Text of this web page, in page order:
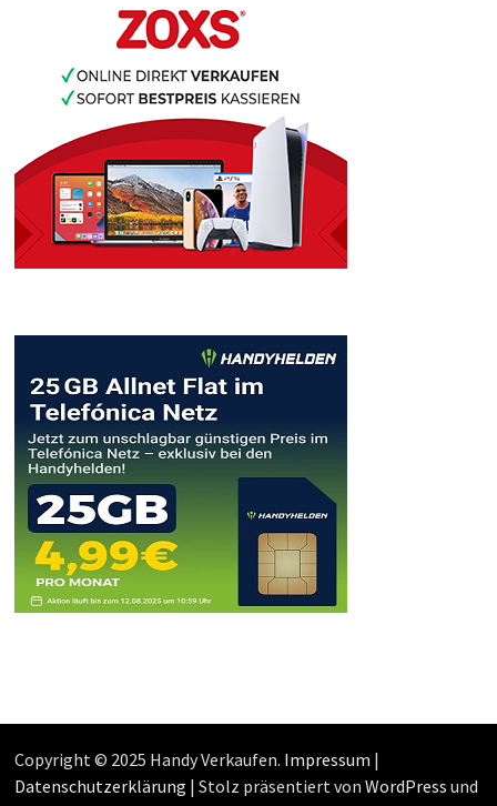
Copyright © 2025 Handy Verkaufen. Impressum |
Datenschutzerklärung | Stolz präsentiert von WordPress und